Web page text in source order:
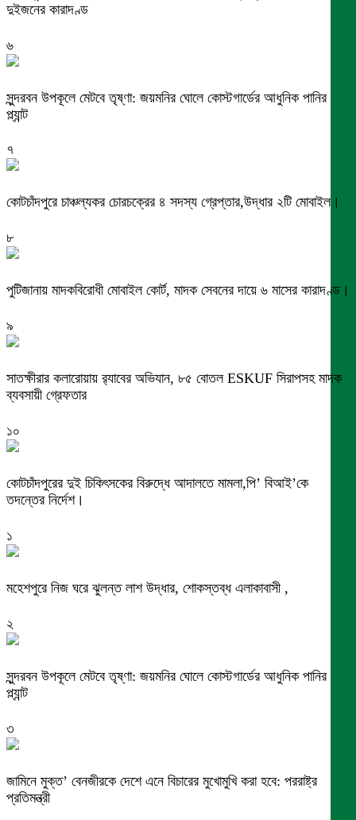
দুইজনের কারাদণ্ড
৬
সুন্দরবন উপকূলে মেটবে তৃষ্ণা: জয়মনির ঘোলে কোস্টগার্ডের আধুনিক পানির
প্ল্যান্ট
৭
কোটচাঁদপুরে চাঞ্চল্যকর চোরচক্রের ৪ সদস্য গ্রেপ্তার,উদ্ধার ২টি মোবাইল।
৮
পুটিজানায় মাদকবিরোধী মোবাইল কোর্ট, মাদক সেবনের দায়ে ৬ মাসের কারাদণ্ড।
৯
সাতক্ষীরার কলারোয়ায় র‍্যাবের অভিযান, ৮৫ বোতল ESKUF সিরাপসহ মাদক
ব্যবসায়ী গ্রেফতার
১০
কোটচাঁদপুরের দুই চিকিৎসকের বিরুদ্ধে আদালতে মামলা,পি’ বিআই’কে
তদন্তের নির্দেশ।
১
মহেশপুরে নিজ ঘরে ঝুলন্ত লাশ উদ্ধার, শোকস্তব্ধ এলাকাবাসী ,
২
সুন্দরবন উপকূলে মেটবে তৃষ্ণা: জয়মনির ঘোলে কোস্টগার্ডের আধুনিক পানির
প্ল্যান্ট
৩
জামিনে মুক্ত’ বেনজীরকে দেশে এনে বিচারের মুখোমুখি করা হবে: পররাষ্ট্র
প্রতিমন্ত্রী